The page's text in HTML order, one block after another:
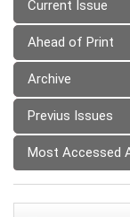
Current Issue
Ahead of Print
Archive
Previus Issues
Most Accessed